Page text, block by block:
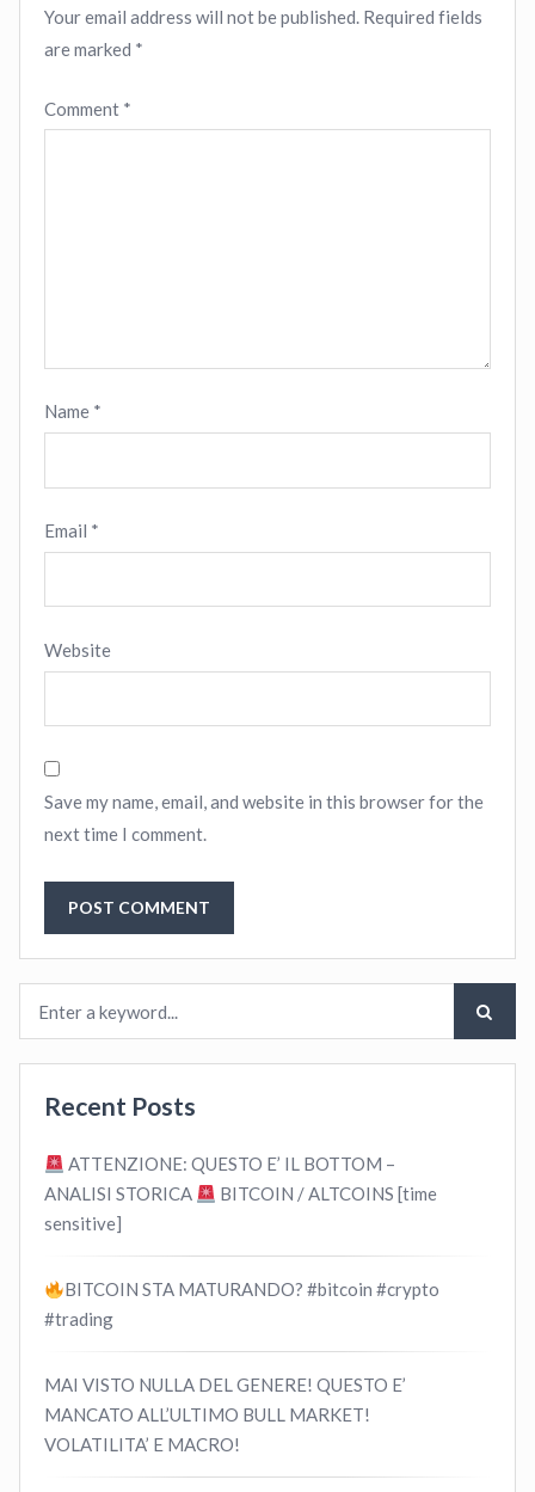
Your email address will not be published. Required fields
are marked *
Comment *
Name *
Email *
Website
Save my name, email, and website in this browser for the
next time I comment.
Recent Posts
ATTENZIONE: QUESTO E’ IL BOTTOM –
ANALISI STORICA
BITCOIN / ALTCOINS [time
sensitive]
BITCOIN STA MATURANDO? #bitcoin #crypto
#trading
MAI VISTO NULLA DEL GENERE! QUESTO E’
MANCATO ALL’ULTIMO BULL MARKET!
VOLATILITA’ E MACRO!